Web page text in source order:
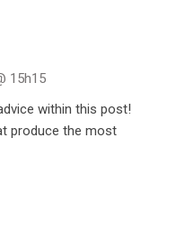
15h15
within this post!
produce the most